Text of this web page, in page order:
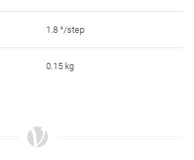
1.8 °/step
0.15 kg